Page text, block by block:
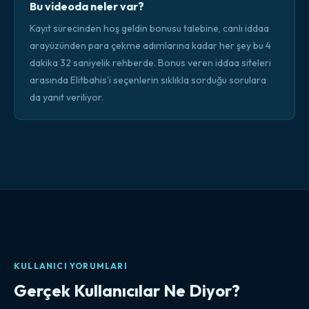
Bu videoda neler var?
Kayıt sürecinden hoş geldin bonusu talebine, canlı iddaa
arayüzünden para çekme adımlarına kadar her şey bu 4
dakika 32 saniyelik rehberde. Bonus veren iddaa siteleri
arasında Elitbahis'i seçenlerin sıklıkla sorduğu sorulara
da yanıt veriliyor.
KULLANICI YORUMLARI
Gerçek Kullanıcılar Ne Diyor?